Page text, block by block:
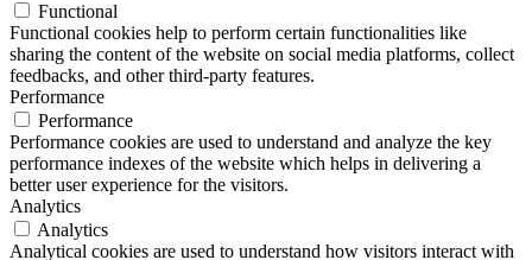
Functional
Functional cookies help to perform certain functionalities like
sharing the content of the website on social media platforms, collect
feedbacks, and other third-party features.
Performance
Performance
Performance cookies are used to understand and analyze the key
performance indexes of the website which helps in delivering a
better user experience for the visitors.
Analytics
Analytics
Analytical cookies are used to understand how visitors interact with